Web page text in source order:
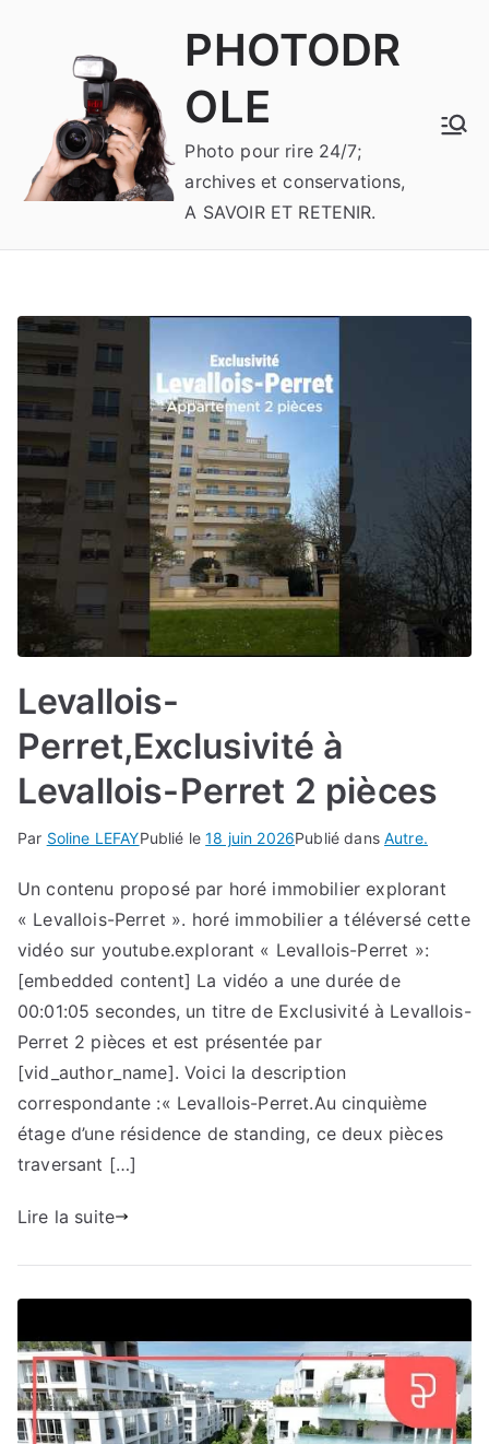
PHOTODR
OLE
Photo pour rire 24/7;
archives et conservations,
A SAVOIR ET RETENIR.
Levallois-
Perret,Exclusivité à
Levallois-Perret 2 pièces
Par Soline LEFAYPublié le18 juin 2026Publié dansAutre.
Un contenu proposé par horé immobilier explorant
« Levallois-Perret ». horé immobilier a téléversé cette
vidéo sur youtube.explorant « Levallois-Perret »:
[embedded content] La vidéo a une durée de
00:01:05 secondes, un titre de Exclusivité à Levallois-
Perret 2 pièces et est présentée par
[vid_author_name]. Voici la description
correspondante :« Levallois-Perret.Au cinquième
étage d’une résidence de standing, ce deux pièces
traversant […]
Lire la suite